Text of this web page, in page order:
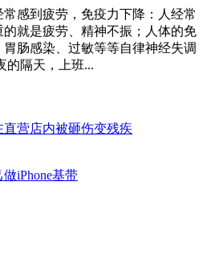
感到疲劳，免疫力下降：人经常
就是疲劳、精神不振；人体的免
肠感染、过敏等等自律神经失调
的隔天，上班...
营店内被砸伤变残疾
iPhone基带